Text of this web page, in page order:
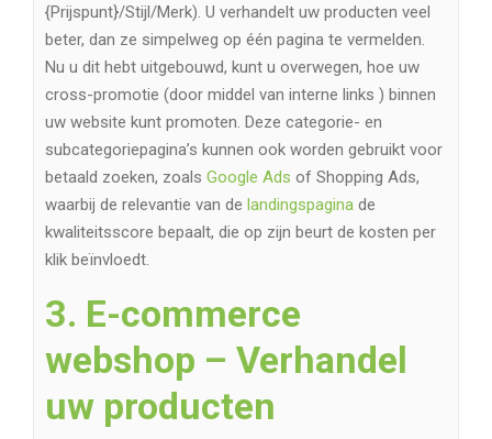
{Prijspunt}/Stijl/Merk). U verhandelt uw producten veel
beter, dan ze simpelweg op één pagina te vermelden.
Nu u dit hebt uitgebouwd, kunt u overwegen, hoe uw
cross-promotie (door middel van interne links ) binnen
uw website kunt promoten. Deze categorie- en
subcategoriepagina’s kunnen ook worden gebruikt voor
betaald zoeken, zoals Google Ads of Shopping Ads,
waarbij de relevantie van de landingspagina de
kwaliteitsscore bepaalt, die op zijn beurt de kosten per
klik beïnvloedt.
3. E-commerce
webshop – Verhandel
uw producten